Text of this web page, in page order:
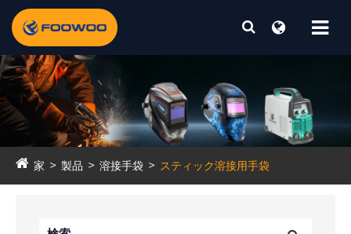
家 製品 溶接手袋 スティック溶接用手袋